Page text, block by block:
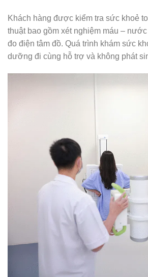
Khách hàng được kiểm tra sức khoẻ
thuật bao gồm xét nghiệm máu –
đo điện tâm đồ. Quá trình khám sức
dưỡng đi cùng hỗ trợ và không phát